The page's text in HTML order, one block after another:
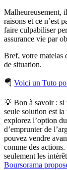
Malheureusement,
raisons et ce n’est
faire culpabiliser
assurance vie par
Bref, votre matelas
de situation.
🪂 Voici un Tuto
💡 Bon à savoir : si
seule solution est
explorez l’option
d’emprunter de
pouvez vendre
comme des
seulement les
Boursorama